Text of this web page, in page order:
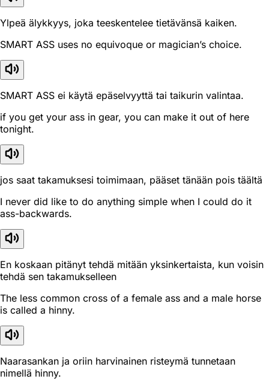
Ylpeä älykkyys, joka teeskentelee tietävänsä kaiken.
SMART ASS uses no equivoque or magician’s choice.
SMART ASS ei käytä epäselvyyttä tai taikurin valintaa.
if you get your ass in gear, you can make it out of here
tonight.
jos saat takamuksesi toimimaan, pääset tänään pois täältä
I never did like to do anything simple when I could do it
ass-backwards.
En koskaan pitänyt tehdä mitään yksinkertaista, kun voisin
tehdä sen takamukselleen
The less common cross of a female ass and a male horse
is called a hinny.
Naarasankan ja oriin harvinainen risteymä tunnetaan
nimellä hinny.